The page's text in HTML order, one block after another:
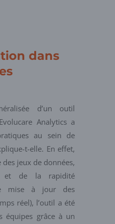
dans
d’un outil
Analytics a
au sein de
t-elle. En effet,
jeux de données,
et de la rapidité
mise à jour des
réel), l’outil a été
équipes grâce à un